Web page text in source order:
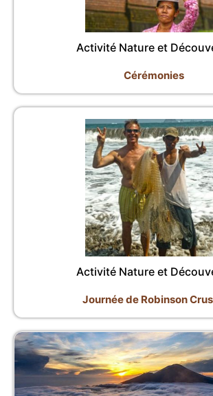
Activité Nature et
Cérémonies
Activité Nature et
Journée de Robinson